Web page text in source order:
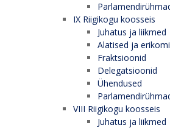
IX Riigikogu koosseis
Juhatus ja liikmed
Alatised ja
Fraktsioonid
Delegatsioonid
Ühendused
VIII Riigikogu koosseis
Juhatus ja liikmed